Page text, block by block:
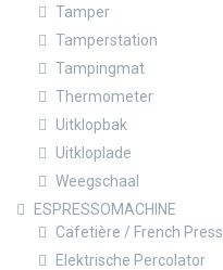
Tamper
Tamperstation
Tampingmat
Thermometer
Uitklopbak
Uitkloplade
Weegschaal
ESPRESSOMACHINE
Cafetière / French Press
Elektrische Percolator